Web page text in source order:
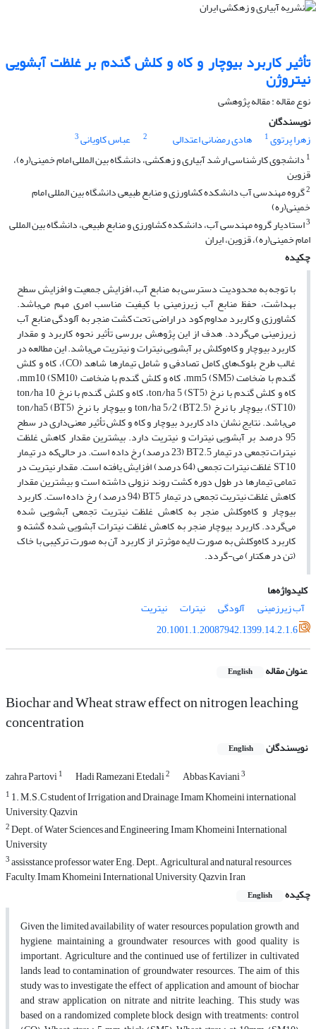
تأثیر کاربرد بیوچار و کاه و کلش گندم بر غلظت آبشویی
نیتروژن
نوع مقاله : مقاله پژوهشی
نویسندگان
زهرا پرتوی1 هادی رمضانی اعتدالی 2 عباس کاویانی3
1 دانشجوی کارشناسی ارشد آبیاری و زهکشی، دانشگاه بین المللی امام خمینی(ره)،
قزوین
2گروه مهندسی آب دانشکده کشاورزی و منابع طبیعی دانشگاه بین المللی امام
خمینی(ره)
3استادیار گروه مهندسی آب، دانشکده کشاورزی و منابع طبیعی، دانشگاه بین المللی
امام خمینی(ره)، قزوین، ایران
چکیده
با توجه به محدودیت دسترسی به منابع آب، افزایش جمعیت و افزایش سطح
بهداشت، حفظ منابع آب زیرزمینی با کیفیت مناسب امری مهم می‌باشد.
کشاورزی و کاربرد مداوم کود در اراضی تحت کشت منجر به آلودگی منابع آب
زیرزمینی می‌گردد. هدف از این پژوهش بررسی تأثیر نحوه کاربرد و مقدار
کاربرد بیوچار و کاه‌و‌کلش بر آبشویی نیترات و نیتریت می‌باشد. این مطالعه در
غالب طرح بلوک‌های کامل تصادفی و شامل تیمارها شاهد (CO)، کاه و کلش
گندم با ضخامت mm5 (SM5)، کاه و کلش گندم با ضخامت mm10 (SM10)،
کاه و کلش گندم با نرخ ton/ha 5 (ST5)، کاه و کلش گندم با نرخ ton/ha 10
(ST10)، بیوچار با نرخ ton/ha 5/2 (BT2.5) و بیوچار با نرخ ton/ha5 (BT5)
می‌باشد. نتایج نشان داد کاربرد بیوچار و کاه و کلش تأثیر معنی‌داری در سطح
95 درصد بر آبشویی نیترات و نیتریت دارد. بیشترین مقدار کاهش غلظت
نیترات تجمعی در تیمار BT2.5 (23 درصد) رخ داده است. در حالی‌که در تیمار
ST10 غلظت نیترات تجمعی (64 درصد) افزایش یافته است. مقدار نیتریت در
تمامی تیمارها در طول دوره کشت روند نزولی داشته است و بیشترین مقدار
کاهش غلظت نیتریت تجمعی در تیمار BT5 (94 درصد) رخ داده است. کاربرد
بیوچار و کاه‌و‌کلش منجر به کاهش غلظت نیتریت تجمعی آبشویی شده
می‌گردد. کاربرد بیوچار منجر به کاهش غلظت نیترات آبشویی شده گشته و
کاربرد کاه‌و‌کلش به صورت لایه موثرتر از کاربرد آن به صورت ترکیبی با خاک
(تن در هکتار) می-گردد.
کلیدواژه‌ها
آب زیرزمینی
آلودگی نیترات
نیتریت
20.1001.1.20087942.1399.14.2.1.6
عنوان مقاله English
Biochar and Wheat straw effect on nitrogen leaching
concentration
نویسندگان English
zahra Partovi1 Hadi Ramezani Etedali2 Abbas Kaviani3
1 1. M.S.C student of Irrigation and Drainage, Imam Khomeini international
University, Qazvin
2Dept. of Water Sciences and Engineering, Imam Khomeini International
University
3assisstance professor water Eng. Dept., Agricultural and natural resources
Faculty, Imam Khomeini International University, Qazvin, Iran
چکیده
English
Given the limited availability of water resources, population growth and
hygiene, maintaining a groundwater resources with good quality is
important. Agriculture and the continued use of fertilizer in cultivated
lands lead to contamination of groundwater resources. The aim of this
study was to investigate the effect of application and amount of biochar
and straw application on nitrate and nitrite leaching. This study was
based on a randomized complete block design with treatments: control